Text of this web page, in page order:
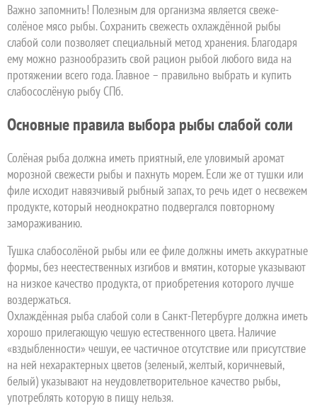
Важно запомнить! Полезным для организма является свеже-
солёное мясо рыбы. Сохранить свежесть охлаждённой рыбы
слабой соли позволяет специальный метод хранения. Благодаря
ему можно разнообразить свой рацион рыбой любого вида на
протяжении всего года. Главное – правильно выбрать и купить
слабосослёную рыбу СПб.
Основные правила выбора рыбы слабой соли
Солёная рыба должна иметь приятный, еле уловимый аромат
морозной свежести рыбы и пахнуть морем. Если же от тушки или
филе исходит навязчивый рыбный запах, то речь идет о несвежем
продукте, который неоднократно подвергался повторному
замораживанию.
Тушка слабосолёной рыбы или ее филе должны иметь аккуратные
формы, без неестественных изгибов и вмятин, которые указывают
на низкое качество продукта, от приобретения которого лучше
воздержаться.
Охлаждённая рыба слабой соли в Санкт-Петербурге должна иметь
хорошо прилегающую чешую естественного цвета. Наличие
«вздыбленности» чешуи, ее частичное отсутствие или присутствие
на ней нехарактерных цветов (зеленый, желтый, коричневый,
белый) указывают на неудовлетворительное качество рыбы,
употреблять которую в пищу нельзя.